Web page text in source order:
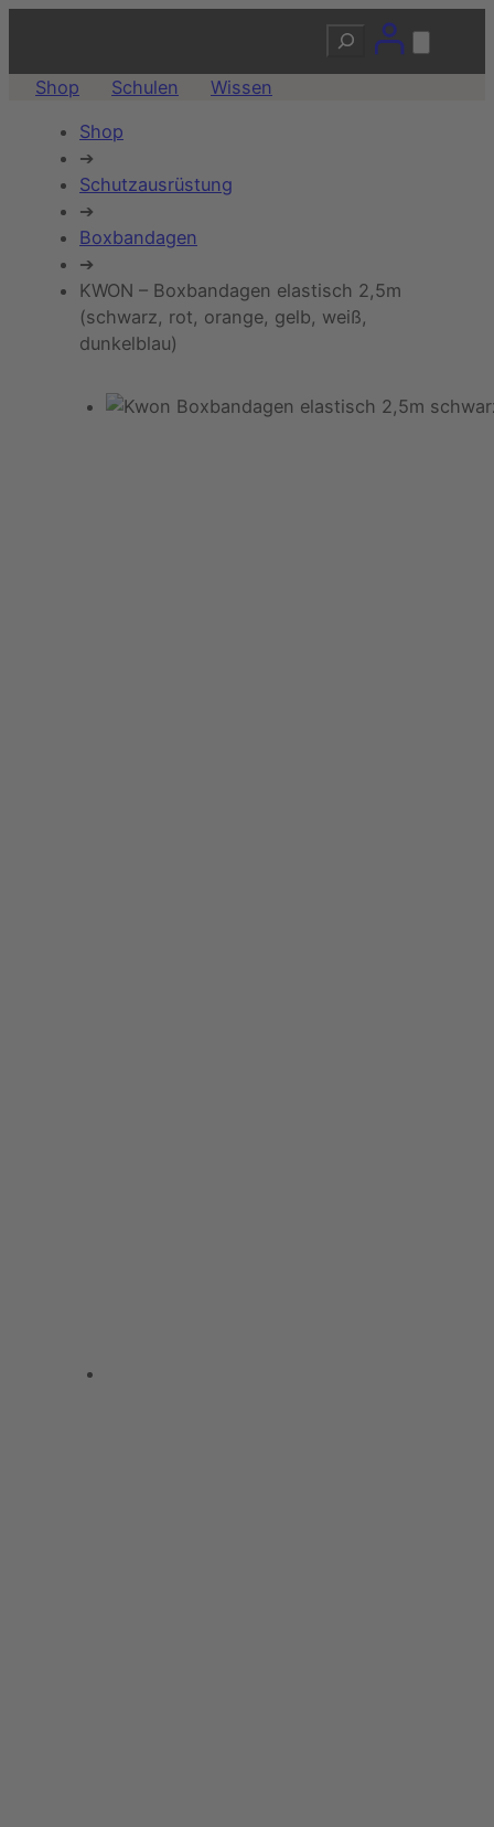
Suchen
Shop Schulen Wissen
Shop
➔
Schutzausrüstung
➔
Boxbandagen
➔
KWON – Boxbandagen elastisch 2,5m
(schwarz, rot, orange, gelb, weiß,
dunkelblau)